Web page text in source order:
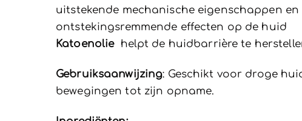
uitstekende mechanische eigenschappen
ontstekingsremmende effecten op de huid
Katoenolie helpt de huidbarrière te
Gebruiksaanwijzing: Geschikt voor droge
bewegingen tot zijn opname.